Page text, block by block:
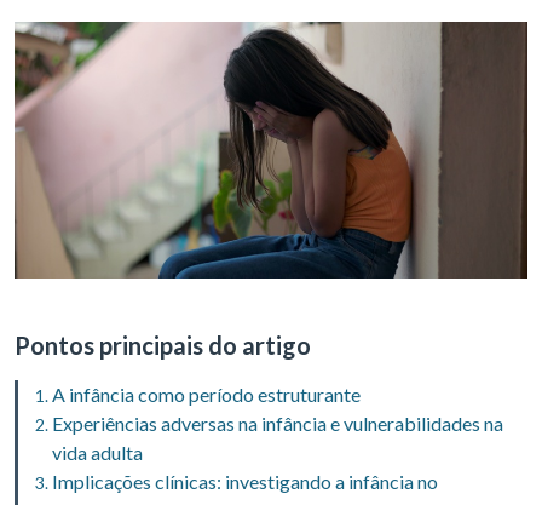
Pontos principais do artigo
A infância como período estruturante
Experiências adversas na infância e vulnerabilidades na
vida adulta
Implicações clínicas: investigando a infância no